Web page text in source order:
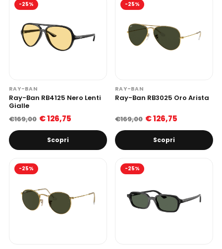
-25%
RAY-BAN
Ray-Ban RB4125 Nero Lenti
Gialle
€169,00 € 126,75
Scopri
-25%
RAY-BAN
Ray-Ban RB3025 Oro Arista
€169,00 € 126,75
Scopri
-25% -25%